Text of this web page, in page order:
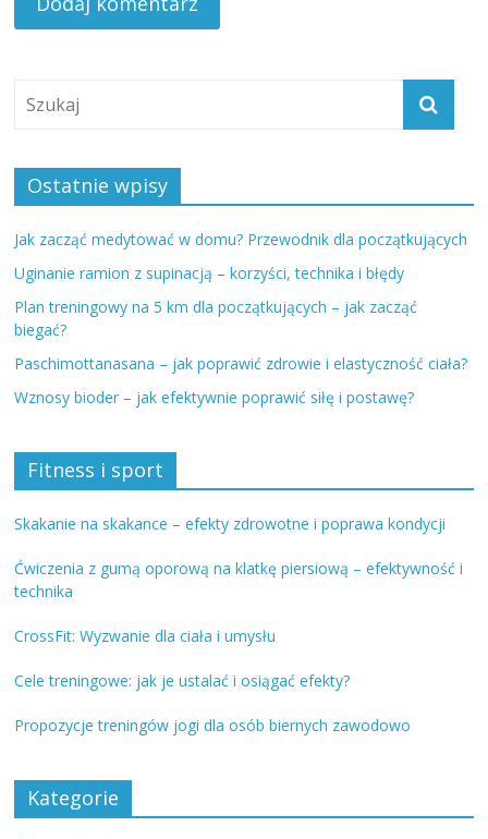
Ostatnie wpisy
Jak zacząć medytować w domu? Przewodnik dla początkujących
Uginanie ramion z supinacją – korzyści, technika i błędy
Plan treningowy na 5 km dla początkujących – jak zacząć
biegać?
Paschimottanasana – jak poprawić zdrowie i elastyczność ciała?
Wznosy bioder – jak efektywnie poprawić siłę i postawę?
Fitness i sport
Skakanie na skakance – efekty zdrowotne i poprawa kondycji
Ćwiczenia z gumą oporową na klatkę piersiową – efektywność i
technika
CrossFit: Wyzwanie dla ciała i umysłu
Cele treningowe: jak je ustalać i osiągać efekty?
Propozycje treningów jogi dla osób biernych zawodowo
Kategorie